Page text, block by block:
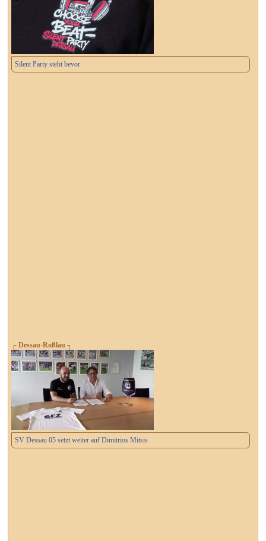
Silent Party steht bevor
┌ Dessau-Roßlau ┐
SV Dessau 05 setzt weiter auf Dimitrios Mitsis